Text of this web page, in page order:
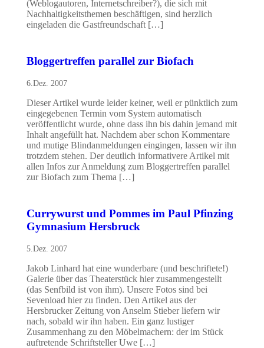
(Weblogautoren, Internetschreiber?), die sich mit
Nachhaltigkeitsthemen beschäftigen, sind herzlich
eingeladen die Gastfreundschaft […]
Bloggertreffen parallel zur Biofach
6.Dez. 2007
Dieser Artikel wurde leider keiner, weil er pünktlich zum
eingegebenen Termin vom System automatisch
veröffentlicht wurde, ohne dass ihn bis dahin jemand mit
Inhalt angefüllt hat. Nachdem aber schon Kommentare
und mutige Blindanmeldungen eingingen, lassen wir ihn
trotzdem stehen. Der deutlich informativere Artikel mit
allen Infos zur Anmeldung zum Bloggertreffen parallel
zur Biofach zum Thema […]
Currywurst und Pommes im Paul Pfinzing
Gymnasium Hersbruck
5.Dez. 2007
Jakob Linhard hat eine wunderbare (und beschriftete!)
Galerie über das Theaterstück hier zusammengestellt
(das Senfbild ist von ihm). Unsere Fotos sind bei
Sevenload hier zu finden. Den Artikel aus der
Hersbrucker Zeitung von Anselm Stieber liefern wir
nach, sobald wir ihn haben. Ein ganz lustiger
Zusammenhang zu den Möbelmachern: der im Stück
auftretende Schriftsteller Uwe […]